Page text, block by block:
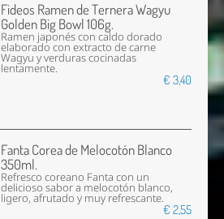
Fideos Ramen de Ternera Wagyu
Golden Big Bowl 106g.
Ramen japonés con caldo dorado
elaborado con extracto de carne
Wagyu y verduras cocinadas
lentamente.
€ 3,40
Fanta Corea de Melocotón Blanco
350ml.
Refresco coreano Fanta con un
delicioso sabor a melocotón blanco,
ligero, afrutado y muy refrescante.
€ 2,55